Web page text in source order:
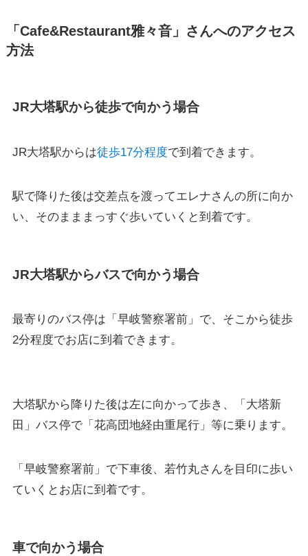
「Cafe&Restaurant雅々音」さんへのアクセス
方法
JR大塔駅から徒歩で向かう場合
JR大塔駅からは徒歩17分程度で到着できます。
駅で降りた後は交差点を渡ってエレナさんの所に向か
い、そのまままっすぐ歩いていくと到着です。
JR大塔駅からバスで向かう場合
最寄りのバス停は「早岐警察署前」で、そこから徒歩
2分程度でお店に到着できます。
大塔駅から降りた後は左に向かって歩き、「大塔新
田」バス停で「花高団地経由重尾行」等に乗ります。
「早岐警察署前」で下車後、若竹丸さんを目印に歩い
ていくとお店に到着です。
車で向かう場合